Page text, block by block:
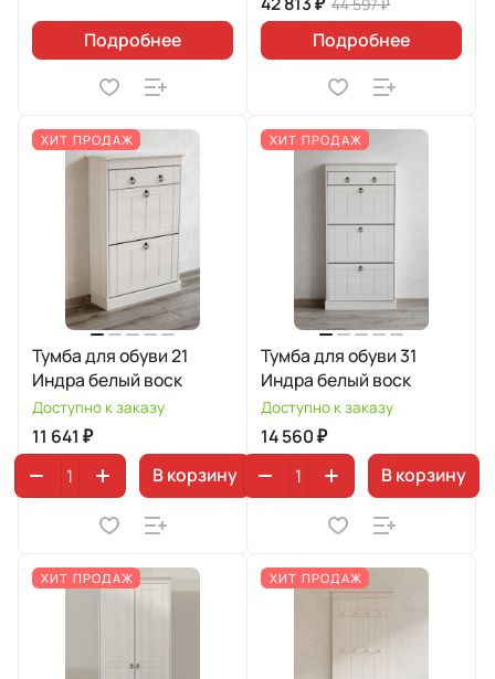
Подробнее
44 597 ₽
Подробнее
ХИТ ПРОДАЖ
Тумба для обуви 21
Индра белый воск
Доступно к заказу
11 641 ₽
В корзину
ХИТ ПРОДАЖ
Тумба для обуви 31
Индра белый воск
Доступно к заказу
14 560 ₽
В корзину
ХИТ ПРОДАЖ ХИТ ПРОДАЖ